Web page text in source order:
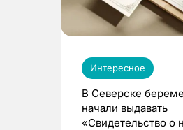
Интересное
В Северске
начали выдавать
«Свидетельство о